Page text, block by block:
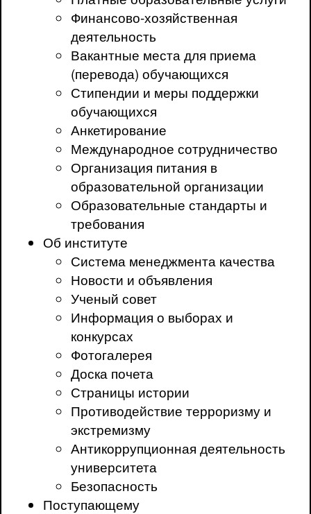
Финансово-хозяйственная
деятельность
Вакантные места для приема
(перевода) обучающихся
Стипендии и меры поддержки
обучающихся
Анкетирование
Международное сотрудничество
Организация питания в
образовательной организации
Образовательные стандарты и
требования
Об институте
Система менеджмента качества
Новости и объявления
Ученый совет
Информация о выборах и
конкурсах
Фотогалерея
Доска почета
Страницы истории
Противодействие терроризму и
экстремизму
Антикоррупционная деятельность
университета
Безопасность
Поступающему